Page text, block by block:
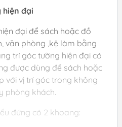
đại
đại để sách hoặc đồ
văn phòng ,kệ làm bằng
trí góc tường hiện đại có
được dùng để sách hoặc
với vị trí góc trong không
phòng khách.
đứng có 2 khoang: